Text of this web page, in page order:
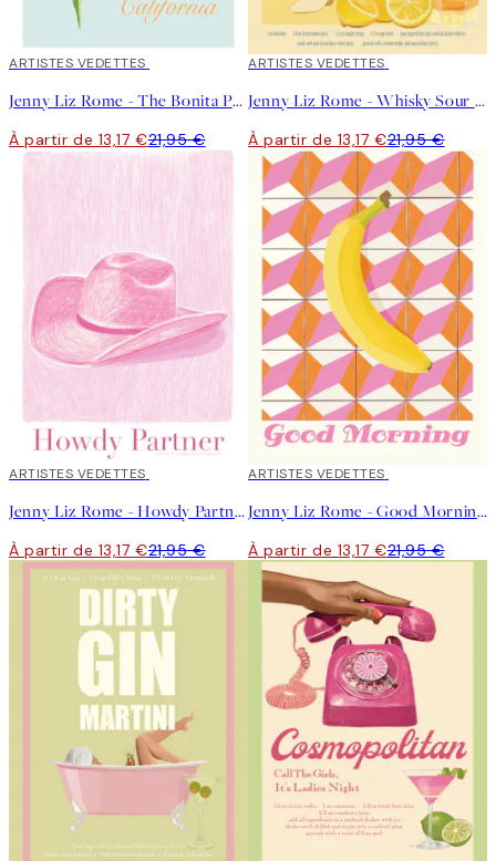
40%*
ARTISTES VEDETTES
Jenny Liz Rome - The Bonita Peach Affiche
À partir de 13,17 €21,95 €
40%*
ARTISTES VEDETTES
Jenny Liz Rome - Whisky Sour Affiche
À partir de 13,17 €21,95 €
40%*
ARTISTES VEDETTES
Jenny Liz Rome - Howdy Partner Affiche
À partir de 13,17 €21,95 €
40%*
ARTISTES VEDETTES
Jenny Liz Rome - Good Morning Affiche
À partir de 13,17 €21,95 €